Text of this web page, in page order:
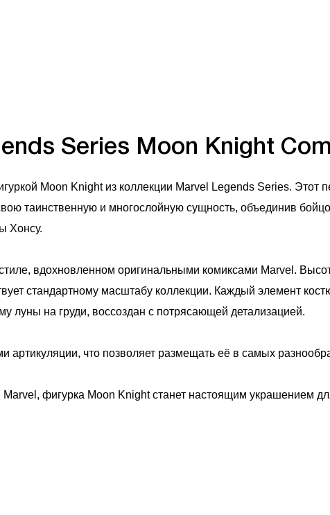
Series Moon Knight
Moon Knight из коллекции Marvel Legends Series. Этот
таинственную и многослойную сущность, объединив
Хонсу.
вдохновленном оригинальными комиксами Marvel.
стандартному масштабу коллекции. Каждый элемент
луны на груди, воссоздан с потрясающей детализацией.
артикуляции, что позволяет размещать её в самых
фигурка Moon Knight станет настоящим украшением